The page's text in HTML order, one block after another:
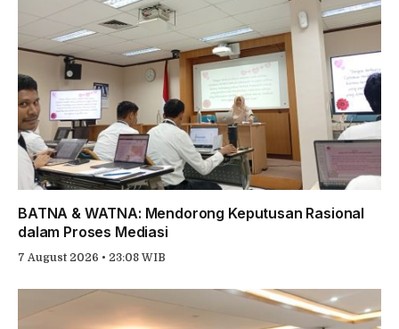
BATNA & WATNA: Mendorong Keputusan Rasional
dalam Proses Mediasi
7 August 2026 • 23:08 WIB